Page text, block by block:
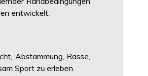
entwickelt.
Abstammung, Rasse,
Sport zu erleben